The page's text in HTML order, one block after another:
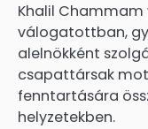
Khalil Chammam
válogatottban,
alelnökként
csapattársak
fenntartására
helyzetekben.